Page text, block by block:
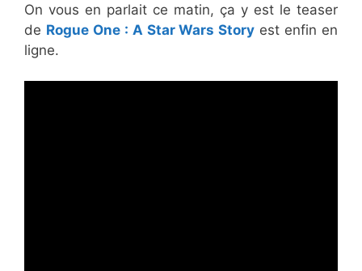
On vous en parlait ce matin, ça y est le teaser
de Rogue One : A Star Wars Story est enfin en
ligne.